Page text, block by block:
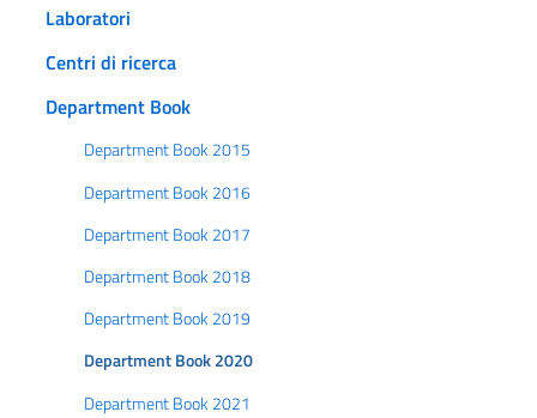
Laboratori
Centri di ricerca
Department Book
Department Book 2015
Department Book 2016
Department Book 2017
Department Book 2018
Department Book 2019
Department Book 2020
Department Book 2021